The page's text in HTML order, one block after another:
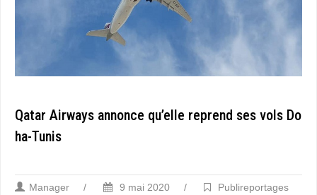
Qatar Airways annonce qu’elle reprend ses vols Do
ha-Tunis
Manager / 9 mai 2020 /
Publireportages